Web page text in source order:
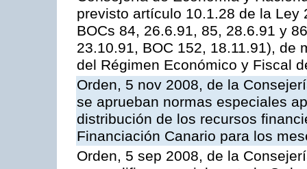
previsto artículo 10.1.28 de la Ley
BOCs 84, 26.6.91, 85, 28.6.91 y
23.10.91, BOC 152, 18.11.91), de
del Régimen Económico y Fiscal
Orden, 5 nov 2008, de la
se aprueban normas especiales
distribución de los recursos
Financiación Canario para los
Orden, 5 sep 2008, de la